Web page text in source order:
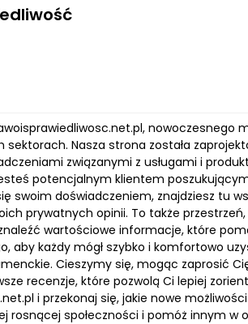
nowoczesnego
Nasza strona została
związanymi z usługami i
potencjalnym klientem
swoim doświadczeniem, znajdziesz tu
prywatnych opinii. To także
wartościowe informacje, które
aby każdy mógł szybko i komfortowo
Cieszymy się, mogąc zaprosić
recenzje, które pozwolą Ci lepiej
i przekonaj się, jakie nowe
rosnącej społeczności i pomóż innym